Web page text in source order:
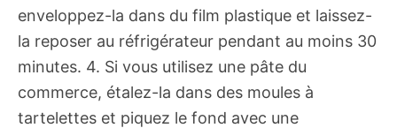
enveloppez-la dans du film plastique et laissez-
la reposer au réfrigérateur pendant au moins 30
minutes. 4. Si vous utilisez une pâte du
commerce, étalez-la dans des moules à
tartelettes et piquez le fond avec une